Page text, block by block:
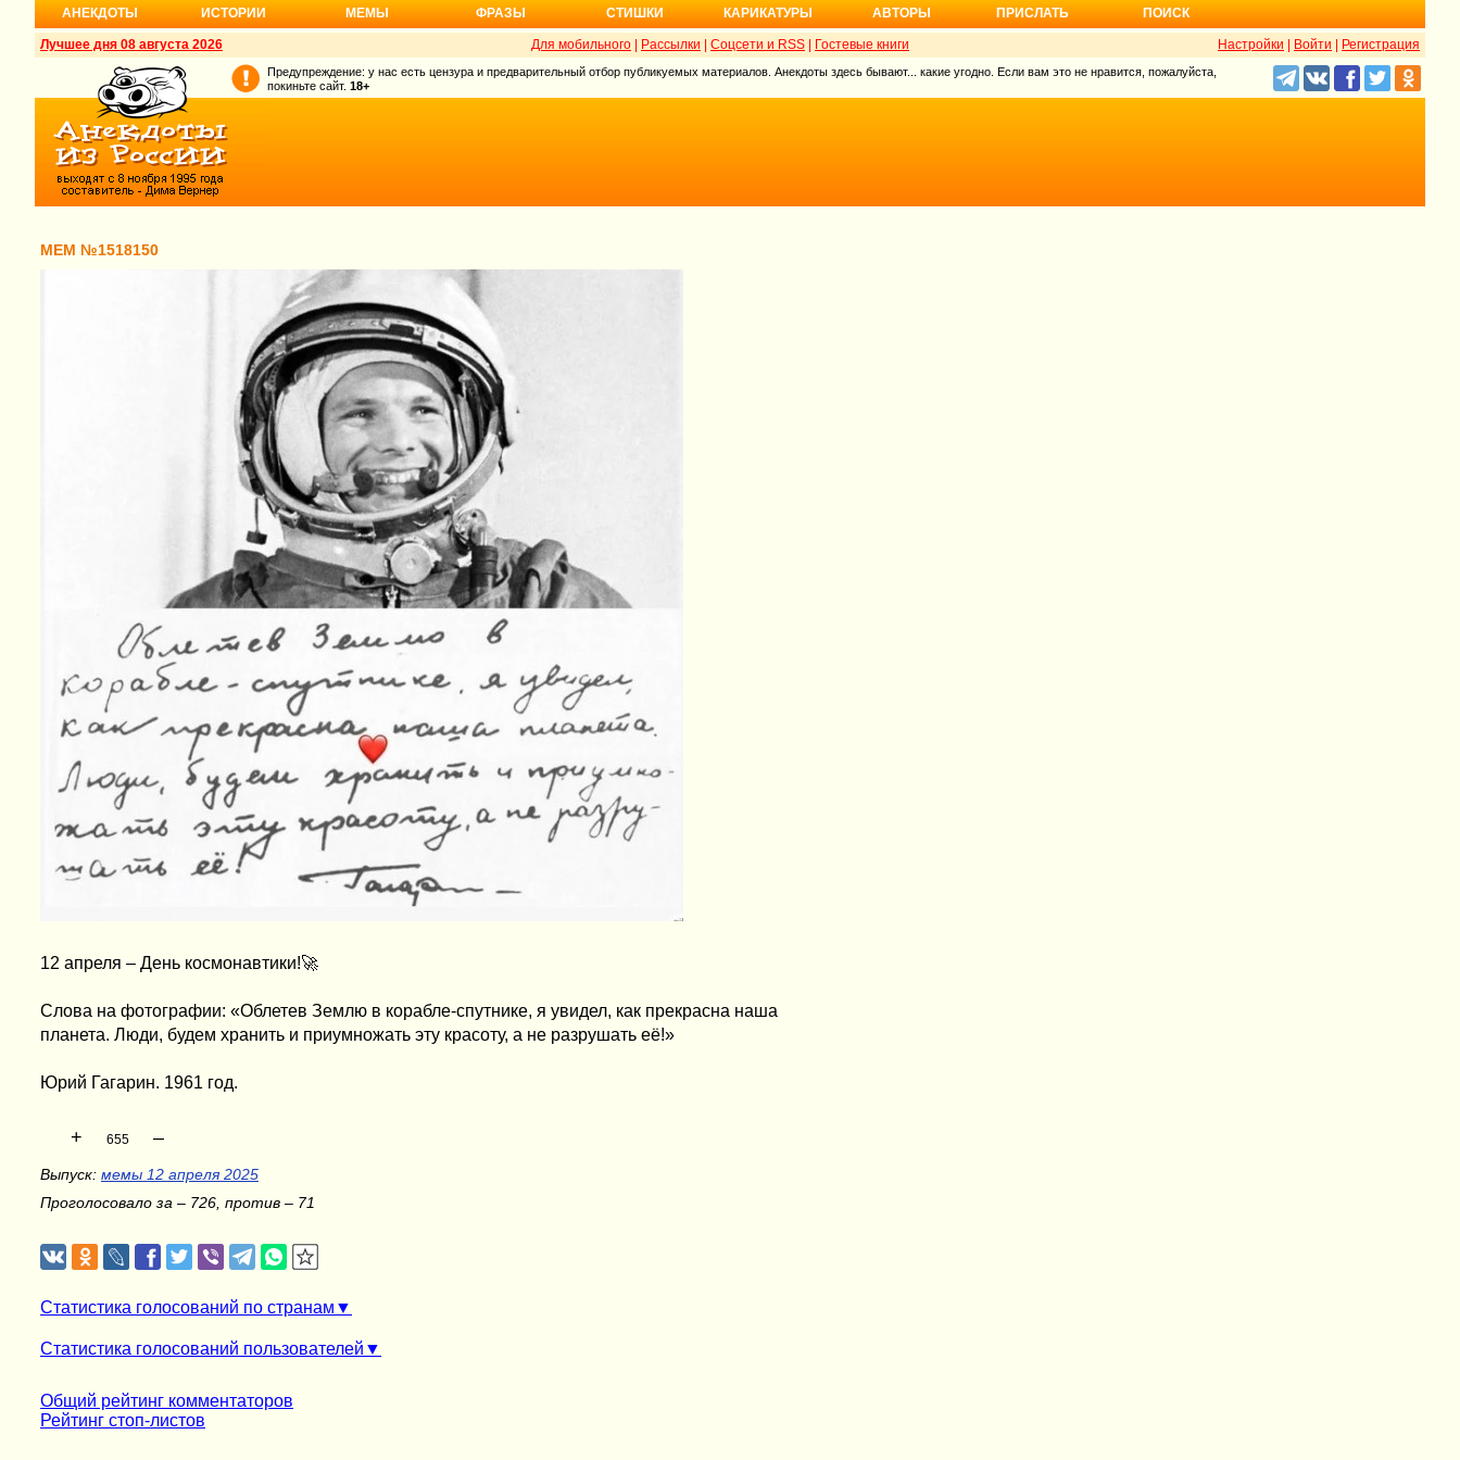
АНЕКДОТЫ ИСТОРИИ МЕМЫ ФРАЗЫ СТИШКИ КАРИКАТУРЫ АВТОРЫ ПРИСЛАТЬ ПОИСК
Лучшее дня 08 августа 2026 Настройки Войти Регистрация
Для мобильного Рассылки Соцсети и RSS Гостевые книги
Предупреждение: у нас есть цензура и предварительный отбор публикуемых материалов. Анекдоты здесь бывают... какие угодно. Если вам это не нравится, пожалуйста,
покиньте сайт. 18+
МЕМ №1518150
12 апреля – День космонавтики!🚀
Слова на фотографии: «Облетев Землю в корабле-спутнике, я увидел, как прекрасна наша
планета. Люди, будем хранить и приумножать эту красоту, а не разрушать её!»
Юрий Гагарин. 1961 год.
+ 655 –
Выпуск: мемы 12 апреля 2025
Проголосовало за – 726, против – 71
Статистика голосований по странам
Статистика голосований пользователей
Общий рейтинг комментаторов
Рейтинг стоп-листов